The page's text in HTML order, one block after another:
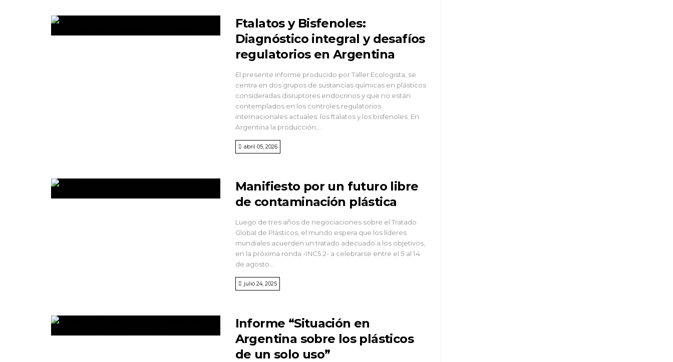
Ftalatos y Bisfenoles:
Diagnóstico integral y desafíos
regulatorios en Argentina
El presente informe producido por Taller Ecologista, se
centra en dos grupos de sustancias químicas en plásticos
consideradas disruptores endocrinos y que no están
contemplados en los controles regulatorios
internacionales actuales: los ftalatos y los bisfenoles. En
Argentina la producción,...
abril 05, 2026
Manifiesto por un futuro libre
de contaminación plástica
Luego de tres años de negociaciones sobre el Tratado
Global de Plásticos, el mundo espera que los líderes
mundiales acuerden un tratado adecuado a los objetivos,
en la próxima ronda -INC5.2- a celebrarse entre el 5 al 14
de agosto...
julio 24, 2025
Informe “Situación en
Argentina sobre los plásticos
de un solo uso”